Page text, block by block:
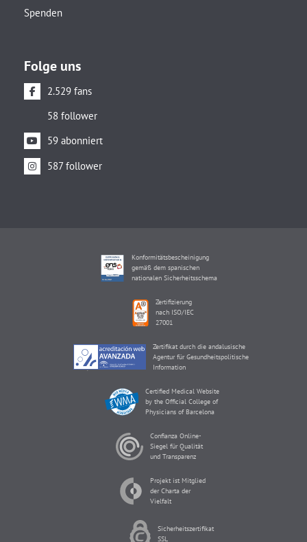
Spenden
Folge uns
2.529 fans
58 follower
59 abonniert
587 follower
Konformitätsbescheinigung
gemäß dem spanischen
nationalen Sicherheitsschema
Zertifizierung
nach ISO/IEC
27001
Zertifikat durch die andalusische
Agentur für Gesundheitspolitische
Information
Certified Medical Website
by the Official College of
Physicians of Barcelona
Confianza Online-
Siegel für Qualität
und Transparenz
Projekt ist Mitglied
der Charta der
Vielfalt
Sicherheitszertifikat
SSL